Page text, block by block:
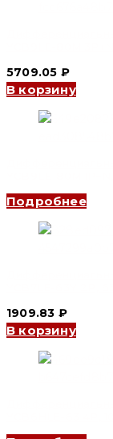
5709.05 ₽
В корзину
Подробнее
1909.83 ₽
В корзину